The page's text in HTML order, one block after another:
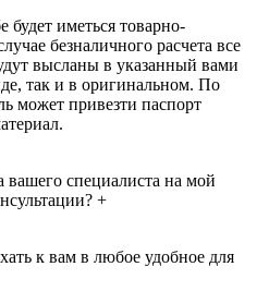
будет иметься товарно-
безналичного расчета все
высланы в указанный вами
так и в оригинальном. По
может привезти паспорт
вашего специалиста на мой
+
к вам в любое удобное для